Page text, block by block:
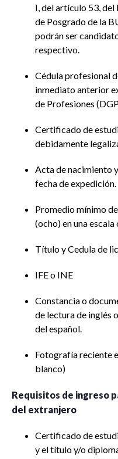
I, del artículo 53, del
de Posgrado de la
podrán ser
respectivo.
Cédula profesional
inmediato anterior
de Profesiones
Certificado de
debidamente
Acta de nacimiento
fecha de expedición.
Promedio mínimo
(ocho) en una escala
Título y Cedula de
IFE o INE
Constancia o
de lectura de inglés
del español.
Fotografía reciente
blanco)
Requisitos de ingreso
del extranjero
Certificado de
y el título y/o